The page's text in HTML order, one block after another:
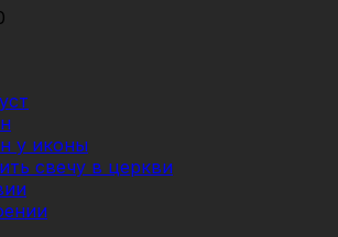
у иконы
свечу в церкви